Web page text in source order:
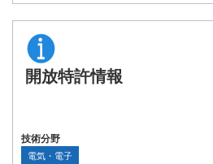
開放特許情報
技術分野
電気・電子